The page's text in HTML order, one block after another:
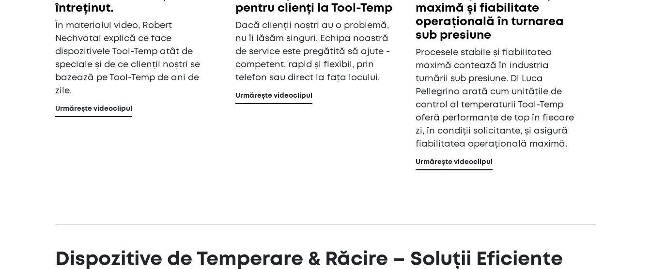
întreținut.
În materialul video, Robert
Nechvatal explică ce face
dispozitivele Tool-Temp atât de
speciale și de ce clienții noștri se
bazează pe Tool-Temp de ani de
zile.
Urmărește videoclipul
pentru clienți la Tool-Temp
Dacă clienții noștri au o problemă,
nu îi lăsăm singuri. Echipa noastră
de service este pregătită să ajute -
competent, rapid și flexibil, prin
telefon sau direct la fața locului.
Urmărește videoclipul
maximă și fiabilitate
operațională în turnarea
sub presiune
Procesele stabile și fiabilitatea
maximă contează în industria
turnării sub presiune. Dl Luca
Pellegrino arată cum unitățile de
control al temperaturii Tool-Temp
oferă performanțe de top în fiecare
zi, în condiții solicitante, și asigură
fiabilitatea operațională maximă.
Urmărește videoclipul
Dispozitive de Temperare & Răcire – Soluții Eficiente